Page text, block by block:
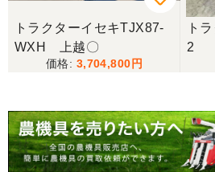
この度は、迅速な対応あり
だ、メールに記載の配達の受
ラグがあり少しとまどいまし
山梨県／
迅速丁寧にご対応ください
トラクターイセキTJX87-
WXH 上越〇
3,704,800
ト
2